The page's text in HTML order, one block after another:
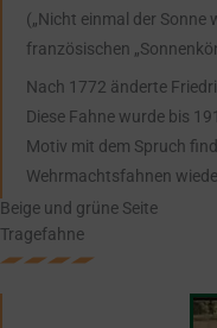
(„Nicht einmal der Sonne
französischen
Nach 1772 änderte
Diese Fahne wurde bis
Motiv mit dem Spruch
Wehrmachtsfahnen
Beige und grüne Seite
Tragefahne